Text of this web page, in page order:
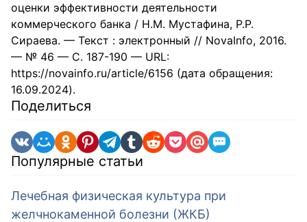
оценки эффективности деятельности
коммерческого банка / Н.М. Мустафина, Р.Р.
Сираева. — Текст : электронный // NovaInfo, 2016.
— № 46 — С. 187-190 — URL:
https://novainfo.ru/article/6156 (дата обращения:
16.09.2024).
Поделиться
Популярные статьи
Лечебная физическая культура при
желчнокаменной болезни (ЖКБ)